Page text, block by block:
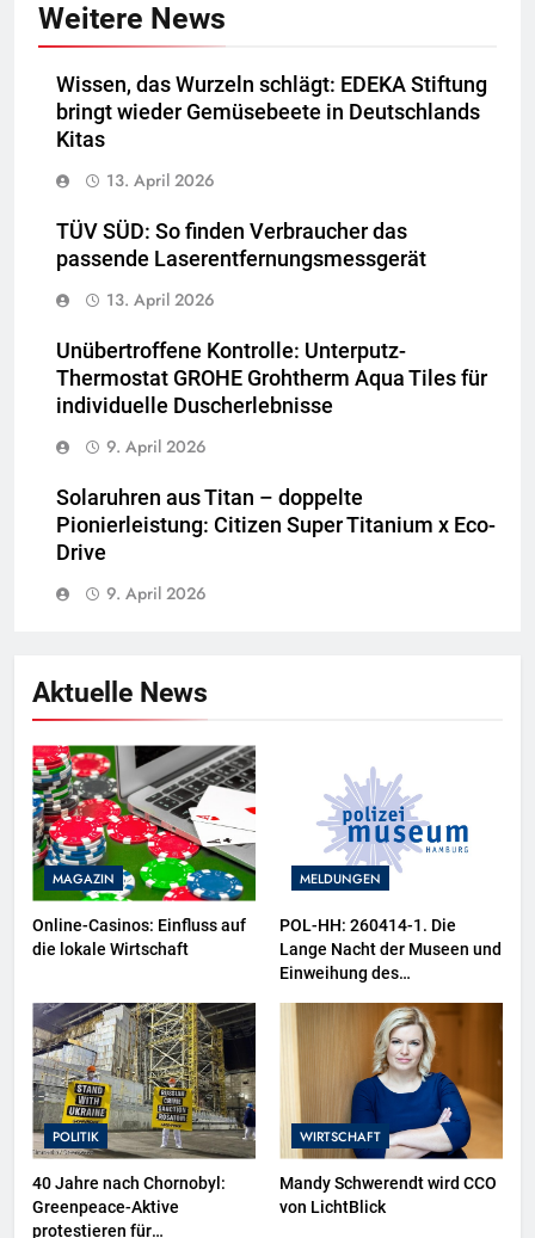
Weitere News
Wissen, das Wurzeln schlägt: EDEKA Stiftung
bringt wieder Gemüsebeete in Deutschlands
Kitas
13. April 2026
TÜV SÜD: So finden Verbraucher das
passende Laserentfernungsmessgerät
13. April 2026
Unübertroffene Kontrolle: Unterputz-
Thermostat GROHE Grohtherm Aqua Tiles für
individuelle Duscherlebnisse
9. April 2026
Solaruhren aus Titan – doppelte
Pionierleistung: Citizen Super Titanium x Eco-
Drive
9. April 2026
Aktuelle News
MAGAZIN
Online-Casinos: Einfluss auf
die lokale Wirtschaft
MELDUNGEN
POL-HH: 260414-1. Die
Lange Nacht der Museen und
Einweihung des
sowie neuer
Ausstellungsbereiche im
Polizeimuseum Hamburg
POLITIK
40 Jahre nach Chornobyl:
Greenpeace-Aktive
protestieren für
WIRTSCHAFT
Mandy Schwerendt wird CCO
von LichtBlick